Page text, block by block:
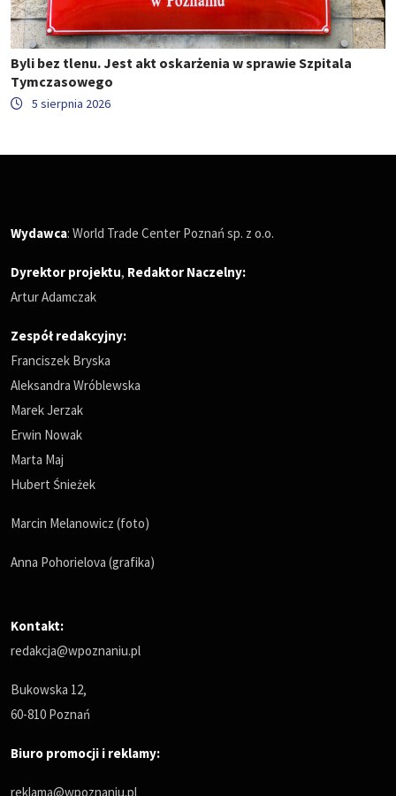
Byli bez tlenu. Jest akt oskarżenia w sprawie Szpitala
Tymczasowego
5 sierpnia 2026
Wydawca: World Trade Center Poznań sp. z o.o.
Dyrektor projektu, Redaktor Naczelny:
Artur Adamczak
Zespół redakcyjny:
Franciszek Bryska
Aleksandra Wróblewska
Marek Jerzak
Erwin Nowak
Marta Maj
Hubert Śnieżek
Marcin Melanowicz (foto)
Anna Pohorielova (grafika)
Kontakt:
redakcja@wpoznaniu.pl
Bukowska 12,
60-810 Poznań
Biuro promocji i reklamy:
reklama@wpoznaniu.pl